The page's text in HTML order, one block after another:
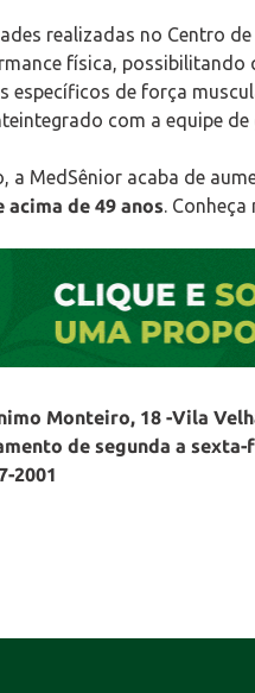
realizadas no Centro
física, possibilitando
específicos de força
com a equipe de
a MedSênior acaba de
acima de 49 anos. Conheça
Monteiro, 18 -Vila
de segunda a sexta-
2001